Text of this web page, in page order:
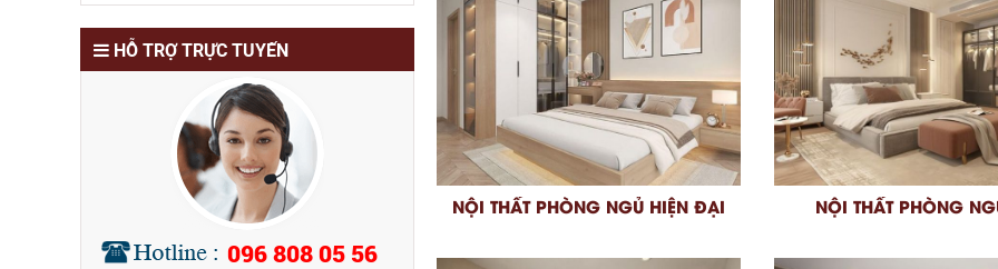
HỖ TRỢ TRỰC TUYẾN
096 808 05 56
NỘI THẤT PHÒNG NGỦ HIỆN ĐẠI NỘI THẤT PHÒNG